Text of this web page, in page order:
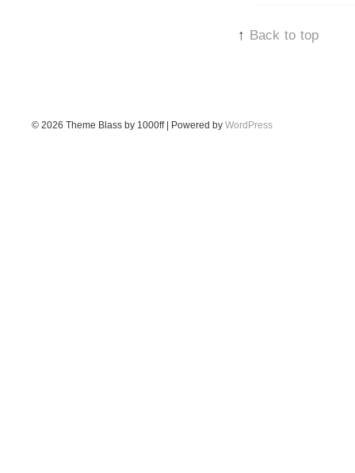
↑ Back to top
© 2026 Theme Blass by 1000ff | Powered by WordPress